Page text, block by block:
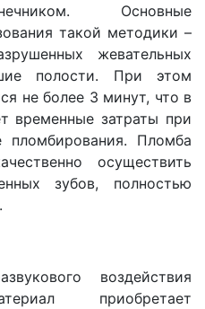
Основные
такой методики –
жевательных
полости. При этом
не более 3 минут, что в
временные затраты при
пломбирования. Пломба
осуществить
зубов, полностью
воздействия
приобретает